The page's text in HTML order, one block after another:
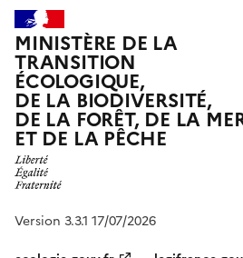
MINISTÈRE DE LA
TRANSITION
ÉCOLOGIQUE,
DE LA BIODIVERSITÉ,
DE LA FORÊT, DE LA
ET DE LA PÊCHE
Version 3.3.1 17/07/2026